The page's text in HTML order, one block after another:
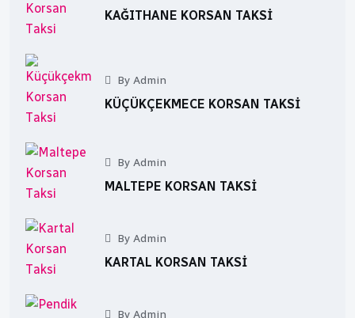
KAĞITHANE KORSAN TAKSI
By Admin
KÜÇÜKÇEKMECE KORSAN TAKSI
By Admin
MALTEPE KORSAN TAKSI
By Admin
KARTAL KORSAN TAKSI
By Admin